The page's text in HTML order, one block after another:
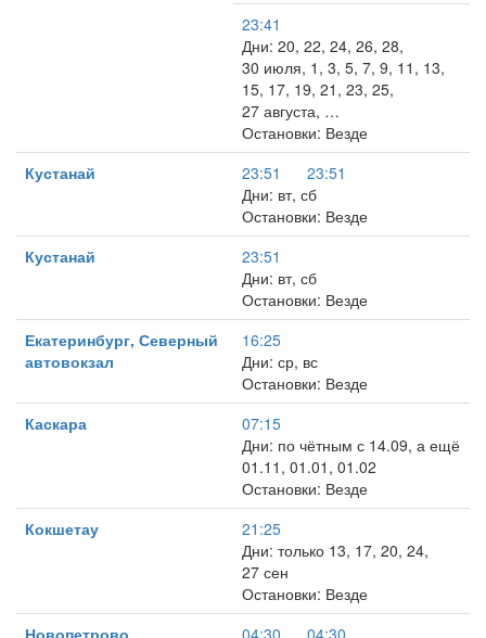
23:41
Дни: 20, 22, 24, 26, 28,
30 июля, 1, 3, 5, 7, 9, 11, 13,
15, 17, 19, 21, 23, 25,
27 августа, …
Остановки: Везде
Кустанай
23:51
23:51
Дни: вт, сб
Остановки: Везде
Кустанай
23:51
Дни: вт, сб
Остановки: Везде
Екатеринбург, Северный
автовокзал
16:25
Дни: ср, вс
Остановки: Везде
Каскара
07:15
Дни: по чётным с 14.09, а ещё
01.11, 01.01, 01.02
Остановки: Везде
Кокшетау
21:25
Дни: только 13, 17, 20, 24,
27 сен
Остановки: Везде
Новопетрово
04:30
04:30